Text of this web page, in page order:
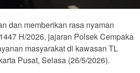
dan memberikan rasa nyaman
H/2026, jajaran Polsek Cempaka
masyarakat di kawasan TL
Pusat, Selasa (26/5/2026).